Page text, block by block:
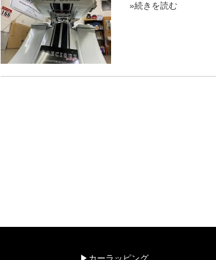
»続きを読む
▶︎カーラッピング